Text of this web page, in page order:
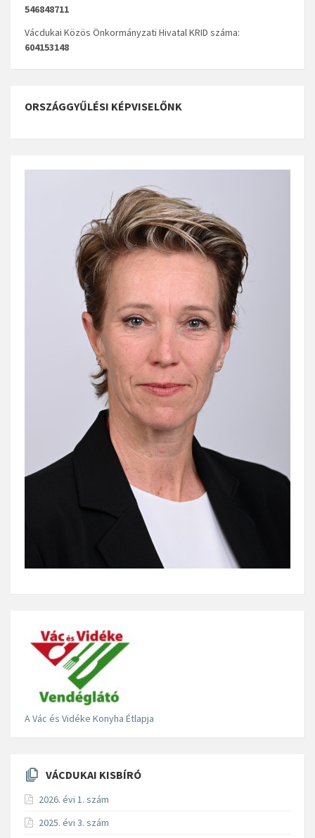
546848711
Vácdukai Közös Önkormányzati Hivatal KRID száma:
604153148
ORSZÁGGYŰLÉSI KÉPVISELŐNK
A Vác és Vidéke Konyha Étlapja
VÁCDUKAI KISBÍRÓ
2026. évi 1. szám
2025. évi 3. szám